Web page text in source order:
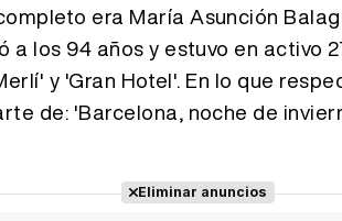
era María Asunción
a los 94 años y estuvo en activo
y 'Gran Hotel'. En lo que
de: 'Barcelona, noche de
Eliminar anuncios